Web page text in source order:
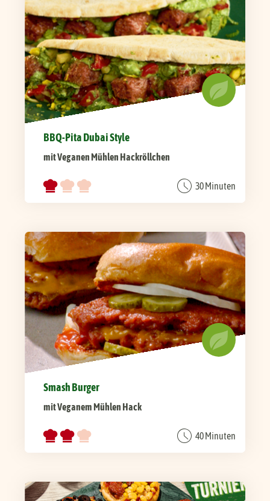
BBQ-Pita Dubai Style
mit Veganen Mühlen Hackröllchen
30 Minuten
Smash Burger
mit Veganem Mühlen Hack
40 Minuten